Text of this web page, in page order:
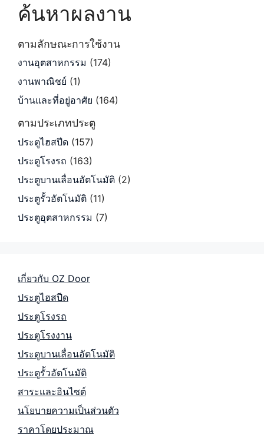
ค้นหาผลงาน
ตามลักษณะการใช้งาน
งานอุตสาหกรรม (174)
งานพาณิชย์ (1)
บ้านและที่อยู่อาศัย (164)
ตามประเภทประตู
ประตูไฮสปีด (157)
ประตูโรงรถ (163)
ประตูบานเลื่อนอัตโนมัติ (2)
ประตูรั้วอัตโนมัติ (11)
ประตูอุตสาหกรรม (7)
เกี่ยวกับ OZ Door
ประตูไฮสปีด
ประตูโรงรถ
ประตูโรงงาน
ประตูบานเลื่อนอัตโนมัติ
ประตูรั้วอัตโนมัติ
สาระและอินไซต์
นโยบายความเป็นส่วนตัว
ราคาโดยประมาณ